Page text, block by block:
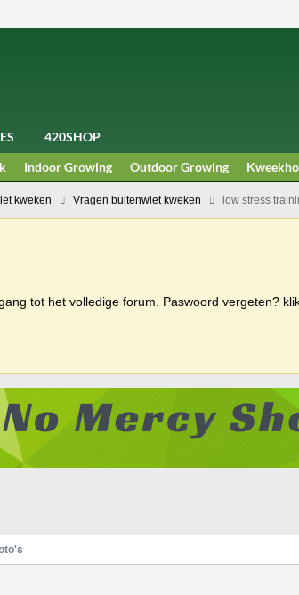
420SHOP
Indoor Growing Outdoor Growing
kweken Vragen buitenwiet kweken low stress
tot het volledige forum. Paswoord vergeten?